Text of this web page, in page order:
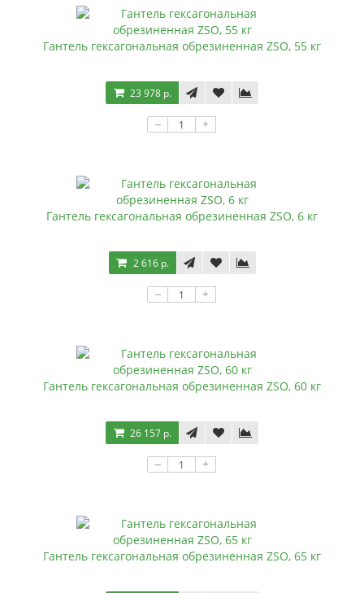
Гантель гексагональная обрезиненная ZSO, 55 кг
23 978 р.
– +
Гантель гексагональная обрезиненная ZSO, 6 кг
2 616 р.
– +
Гантель гексагональная обрезиненная ZSO, 60 кг
26 157 р.
– +
Гантель гексагональная обрезиненная ZSO, 65 кг